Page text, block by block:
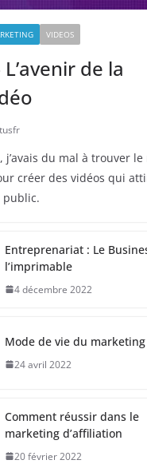
VIDEOS
de la
j’avais du mal à trouver
créer des vidéos qui
public.
Entreprenariat : Le
l’imprimable
4 décembre 2022
Mode de vie du
24 avril 2022
Comment réussir dans le
marketing d’affiliation
20 février 2022